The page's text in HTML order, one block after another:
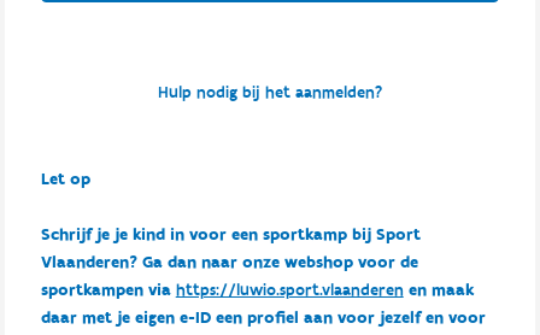
Hulp nodig bij het aanmelden?
Let op
Schrijf je je kind in voor een sportkamp bij Sport
Vlaanderen? Ga dan naar onze webshop voor de
sportkampen via https://luwio.sport.vlaanderenen maak
daar met je eigen e-ID een profiel aan voor jezelf en voor